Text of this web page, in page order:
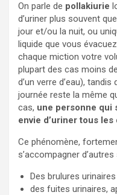
On parle de pollakiurie
d’uriner plus souvent
jour et/ou la nuit, ou
liquide que vous
chaque miction votre
plupart des cas moins
d’un verre d’eau),
journée reste la même
cas, une personne qui
envie d’uriner tous les
Ce phénomène,
s’accompagner
Des brulures urinaires
des fuites urinaires,